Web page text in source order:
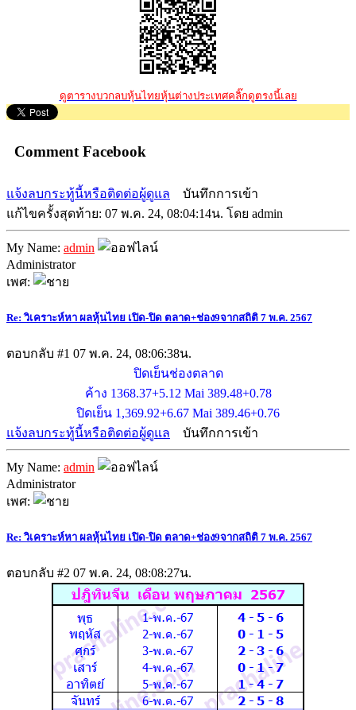
ดูตารางบวกลบหุ้นไทยหุ้นต่างประเทศคลิ๊กดูตรงนี้เลย
Comment Facebook
แจ้งลบกระทู้นี้หรือติดต่อผู้ดูแล
บันทึกการเข้า
แก้ไขครั้งสุดท้าย: 07 พ.ค. 24, 08:04:14น. โดย admin
My Name: admin
Administrator
เพศ:
Re: วิเคราะห์หา ผลหุ้นไทย เปิด-ปิด ตลาด+ช่อง9จากสถิติ 7 พ.ค. 2567
ตอบกลับ #1 07 พ.ค. 24, 08:06:38น.
ปิดเย็นช่องตลาด
ค้าง 1368.37+5.12 Mai 389.48+0.78
ปิดเย็น 1,369.92+6.67 Mai 389.46+0.76
แจ้งลบกระทู้นี้หรือติดต่อผู้ดูแล
บันทึกการเข้า
My Name: admin
Administrator
เพศ:
Re: วิเคราะห์หา ผลหุ้นไทย เปิด-ปิด ตลาด+ช่อง9จากสถิติ 7 พ.ค. 2567
ตอบกลับ #2 07 พ.ค. 24, 08:08:27น.